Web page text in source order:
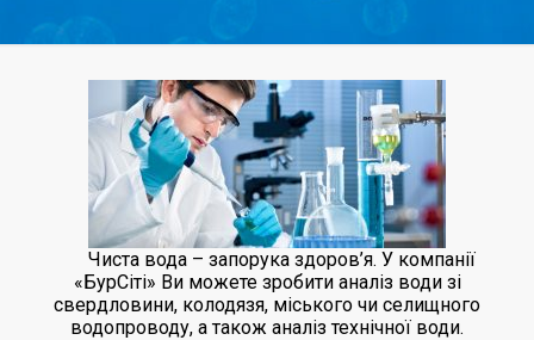
Чиста вода – запорука здоров’я. У компанії
«БурСіті» Ви можете зробити аналіз води зі
свердловини, колодязя, міського чи селищного
водопроводу, а також аналіз технічної води.